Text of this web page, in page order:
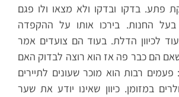
פתע. בדקו ובדקו ולא מצאו ולו פגם
החנות. בירכו אותו על ההקפדה
לכיוון הדלת. בעוד הם צועדים אמר
הם כבר פה אז הוא רוצה לבדוק האם
פעמים רבות הוא מוכר שעונים לתיירים
במזומן. כיוון שאינו יודע את שער